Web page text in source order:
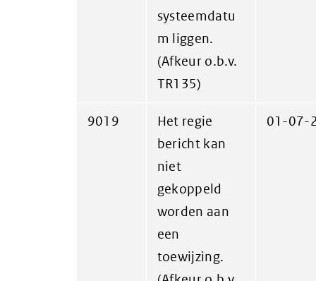
systeemdatu
m liggen.
(Afkeur o.b.v.
TR135)
9019
Het regie
bericht kan
niet
gekoppeld
worden aan
een
toewijzing.
01-07-